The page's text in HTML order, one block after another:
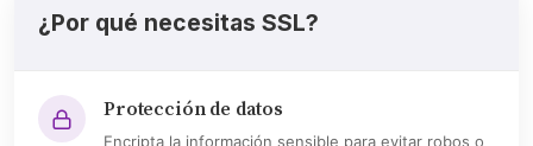
¿Por qué necesitas SSL?
Protección de datos
Encripta la información sensible para evitar robos o